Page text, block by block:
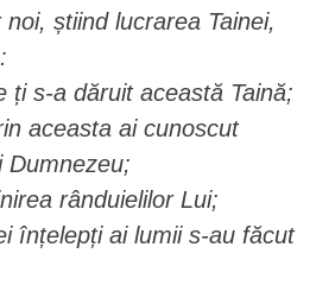
știind lucrarea Tainei,
ți s-a dăruit această Taină;
aceasta ai cunoscut
Dumnezeu;
rânduielilor Lui;
înțelepți ai lumii s-au făcut